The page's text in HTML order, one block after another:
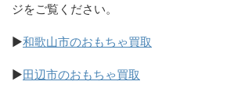
ジをご覧ください。
▶和歌山市のおもちゃ買取
▶田辺市のおもちゃ買取